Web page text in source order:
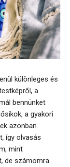
különleges és
a
bennünket
a gyakori
azonban
így olvasás
mint
de számomra